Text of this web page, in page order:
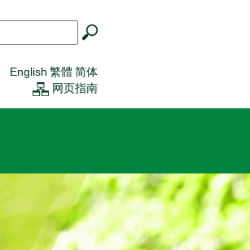
English 繁體 简体
网页指南